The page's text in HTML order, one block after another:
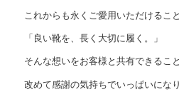
これからも永くご愛用いただけるこ
「良い靴を、長く大切に履く。」
そんな想いをお客様と共有できること
改めて感謝の気持ちでいっぱいになり